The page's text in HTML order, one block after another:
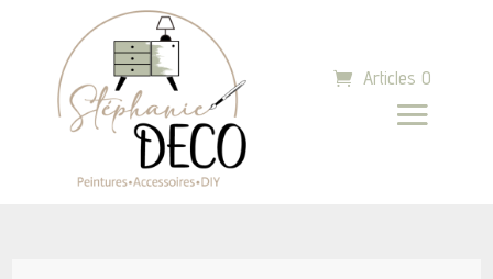
Articles 0